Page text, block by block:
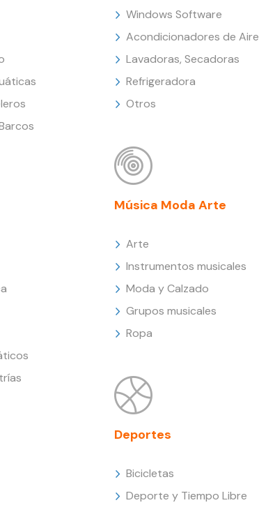
Windows Software
Acondicionadores de Aire
Lavadoras, Secadoras
Refrigeradora
Otros
Música Moda Arte
Arte
Instrumentos musicales
Moda y Calzado
Grupos musicales
Ropa
Deportes
Bicicletas
Deporte y Tiempo Libre